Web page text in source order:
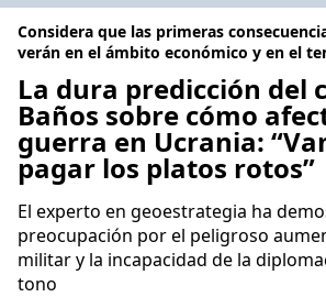
Considera que las primeras
verán en el ámbito económico y en el
La dura predicción del
Baños sobre cómo
guerra en Ucrania:
pagar los platos rotos”
El experto en geoestrategia ha
preocupación por el peligroso
militar y la incapacidad de la
tono